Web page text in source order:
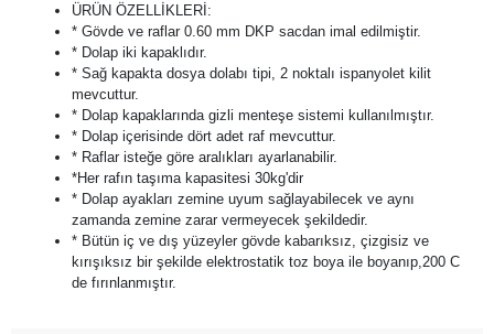
ÜRÜN ÖZELLİKLERİ:
* Gövde ve raflar 0.60 mm DKP sacdan imal edilmiştir.
* Dolap iki kapaklıdır.
* Sağ kapakta dosya dolabı tipi, 2 noktalı ispanyolet kilit
mevcuttur.
* Dolap kapaklarında gizli menteşe sistemi kullanılmıştır.
* Dolap içerisinde dört adet raf mevcuttur.
* Raflar isteğe göre aralıkları ayarlanabilir.
*Her rafın taşıma kapasitesi 30kg'dir
* Dolap ayakları zemine uyum sağlayabilecek ve aynı
zamanda zemine zarar vermeyecek şekildedir.
* Bütün iç ve dış yüzeyler gövde kabarıksız, çizgisiz ve
kırışıksız bir şekilde elektrostatik toz boya ile boyanıp,200 C
de fırınlanmıştır.